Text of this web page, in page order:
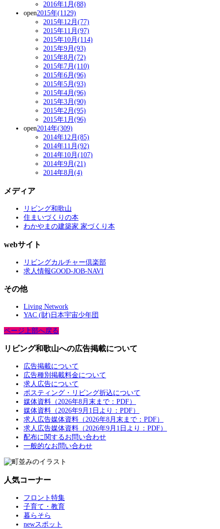
2016年1月(88)
open2015年(1129)
2015年12月(77)
2015年11月(97)
2015年10月(114)
2015年9月(93)
2015年8月(72)
2015年7月(110)
2015年6月(96)
2015年5月(93)
2015年4月(96)
2015年3月(90)
2015年2月(95)
2015年1月(96)
open2014年(309)
2014年12月(85)
2014年11月(92)
2014年10月(107)
2014年9月(21)
2014年8月(4)
メディア
リビング和歌山
住まいづくりの本
わかやまの建築家 家づくり本
webサイト
リビングカルチャー倶楽部
求人情報GOOD-JOB-NAVI
その他
Living Network
YAC (財)日本宇宙少年団
ページ上部へ戻る
リビング和歌山への広告掲載について
広告掲載について
広告種別掲載料金について
求人広告について
ポスティング・リビング折込について
媒体資料（2026年8月末まで：PDF）
媒体資料（2026年9月1日より：PDF）
求人広告媒体資料（2026年8月末まで：PDF）
求人広告媒体資料（2026年9月1日より：PDF）
配布に関するお問い合わせ
一般的なお問い合わせ
人気コーナー
フロント特集
子育て・教育
暮らそら
newスポット